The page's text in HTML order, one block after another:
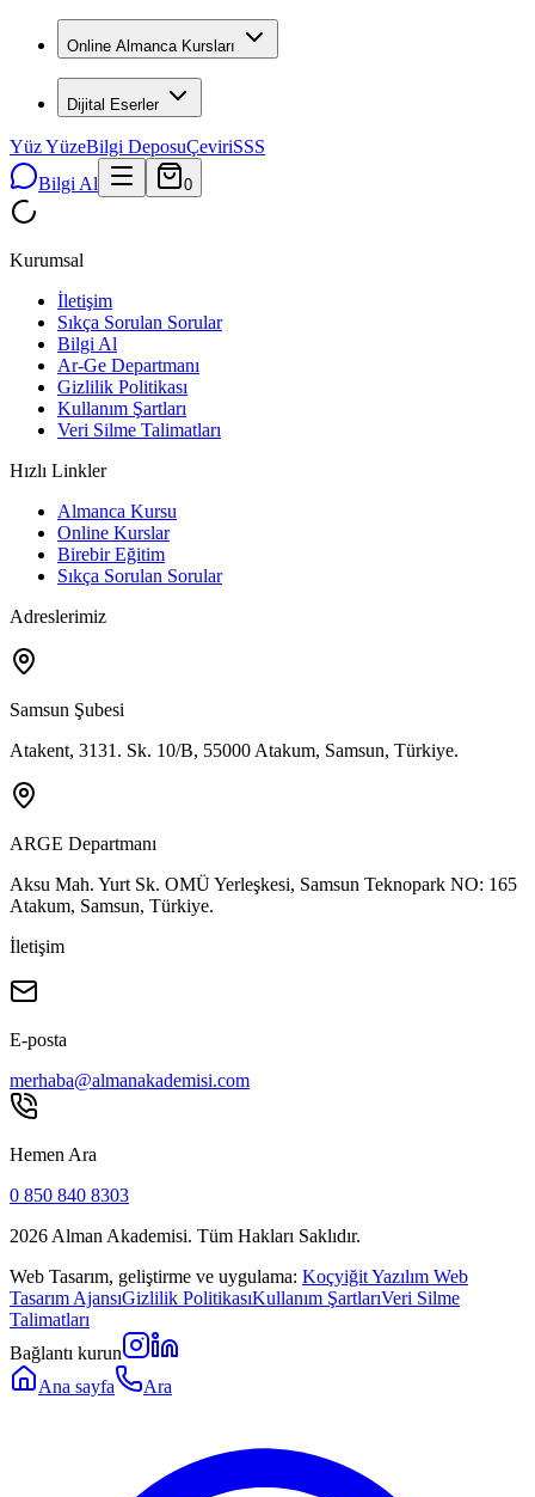
Online Almanca Kursları
Dijital Eserler
Yüz YüzeBilgi DeposuÇeviriSSS
Bilgi Al
0
Kurumsal
İletişim
Sıkça Sorulan Sorular
Bilgi Al
Ar-Ge Departmanı
Gizlilik Politikası
Kullanım Şartları
Veri Silme Talimatları
Hızlı Linkler
Almanca Kursu
Online Kurslar
Birebir Eğitim
Sıkça Sorulan Sorular
Adreslerimiz
Samsun Şubesi
Atakent, 3131. Sk. 10/B, 55000 Atakum, Samsun, Türkiye.
ARGE Departmanı
Aksu Mah. Yurt Sk. OMÜ Yerleşkesi, Samsun Teknopark NO: 165
Atakum, Samsun, Türkiye.
İletişim
E-posta
merhaba@almanakademisi.com
Hemen Ara
0 850 840 8303
2026 Alman Akademisi. Tüm Hakları Saklıdır.
Web Tasarım, geliştirme ve uygulama: Koçyiğit Yazılım Web
Tasarım AjansıGizlilik PolitikasıKullanım ŞartlarıVeri Silme
Talimatları
Bağlantı kurun
Ana sayfa
Ara